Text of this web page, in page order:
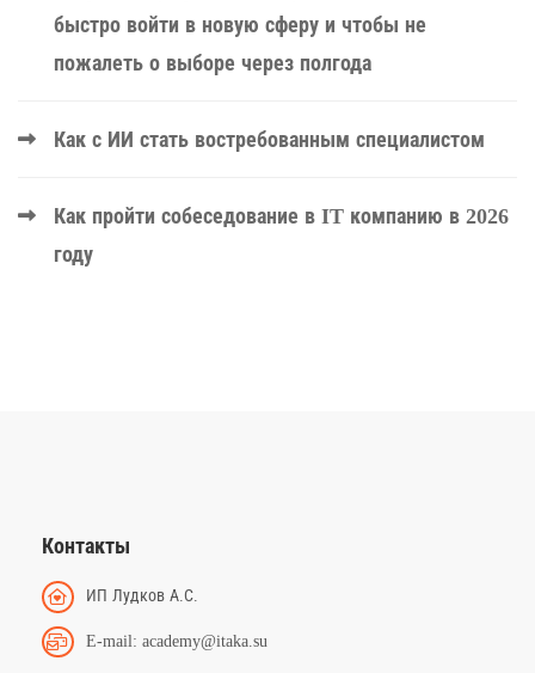
быстро войти в новую сферу и чтобы не
пожалеть о выборе через полгода
Как с ИИ стать востребованным специалистом
Как пройти собеседование в IT компанию в 2026
году
Контакты
ИП Лудков А.С.
E-mail: academy@itaka.su